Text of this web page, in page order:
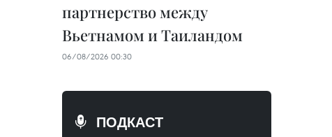
партнерство между
Вьетнамом и Таиландом
06/08/2026 00:30
ПОДКАСТ